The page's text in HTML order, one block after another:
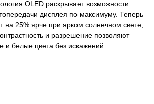
OLED раскрывает возможности
дисплея по максимуму. Теперь
на 25% ярче при ярком солнечном свете,
и разрешение позволяют
и белые цвета без искажений.